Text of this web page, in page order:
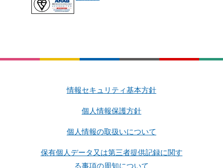
情報セキュリティ基本方針
個人情報保護方針
個人情報の取扱いについて
保有個人データ又は第三者提供記録に関す
る事項の周知について